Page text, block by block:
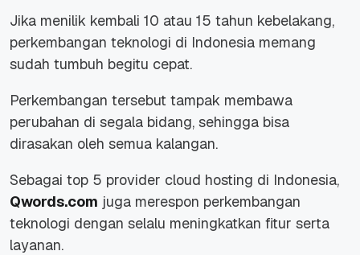
Jika menilik kembali 10 atau 15 tahun kebelakang,
perkembangan teknologi di Indonesia memang
sudah tumbuh begitu cepat.
Perkembangan tersebut tampak membawa
perubahan di segala bidang, sehingga bisa
dirasakan oleh semua kalangan.
Sebagai top 5 provider cloud hosting di Indonesia,
Qwords.com juga merespon perkembangan
teknologi dengan selalu meningkatkan fitur serta
layanan.